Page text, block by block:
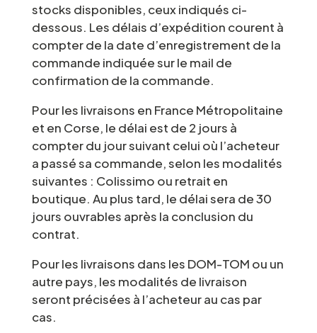
stocks disponibles, ceux indiqués ci-
dessous. Les délais d’expédition courent à
compter de la date d’enregistrement de la
commande indiquée sur le mail de
confirmation de la commande.
Pour les livraisons en France Métropolitaine
et en Corse, le délai est de 2 jours à
compter du jour suivant celui où l’acheteur
a passé sa commande, selon les modalités
suivantes : Colissimo ou retrait en
boutique. Au plus tard, le délai sera de 30
jours ouvrables après la conclusion du
contrat.
Pour les livraisons dans les DOM-TOM ou un
autre pays, les modalités de livraison
seront précisées à l’acheteur au cas par
cas.